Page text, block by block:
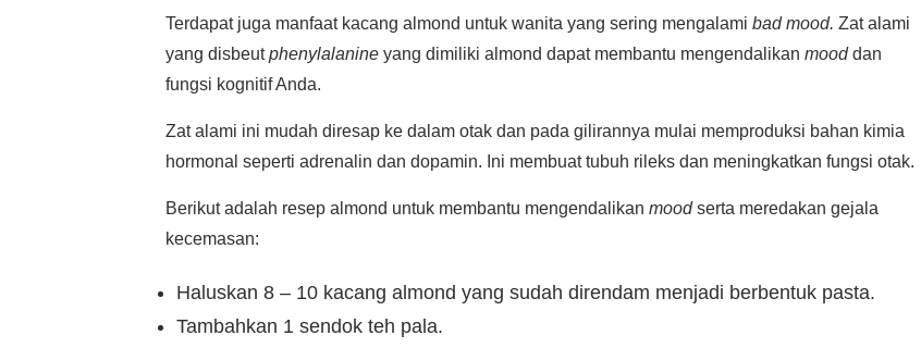
Terdapat juga manfaat kacang almond untuk wanita yang sering mengalami bad mood. Zat alami
yang disbeutphenylalanine yang dimiliki almond dapat membantu mengendalikan mooddan
fungsi kognitif Anda.
Zat alami ini mudah diresap ke dalam otak dan pada gilirannya mulai memproduksi bahan kimia
hormonal seperti adrenalin dan dopamin. Ini membuat tubuh rileks dan meningkatkan fungsi otak.
Berikut adalah resep almond untuk membantu mengendalikan moodserta meredakan gejala
kecemasan:
Haluskan 8 – 10 kacang almond yang sudah direndam menjadi berbentuk pasta.
Tambahkan 1 sendok teh pala.